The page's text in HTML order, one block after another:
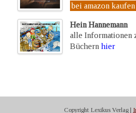
bei amazon kaufen
Hein Hannemann
alle Informationen
Büchern hier
Copyright Lexikus Verlag |